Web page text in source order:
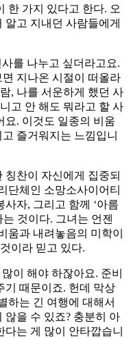
한 가지 있다고 한다. 오
고 지내던 사람들에게
를 나누고 싶더라고요.
지나온 시절이 떠올라
, 나를 서운하게 했던 사
고 안 해도 뭐라고 할 사
요. 이것도 일종의 비움
즐거워지는 느낌입니
칭찬이 자신에게 집중되
단체인 소망소사이어티
자, 그리고 함께 ‘아름
것이다. 그녀는 언젠
움과 내려놓음의 미학이
이라 믿고 있다.
이 해야 하잖아요. 준비
기 때문이죠. 헌데 막상
하는 긴 여행에 대해서
않을 수 있죠? 충분히 아
는 게 많이 안타깝습니